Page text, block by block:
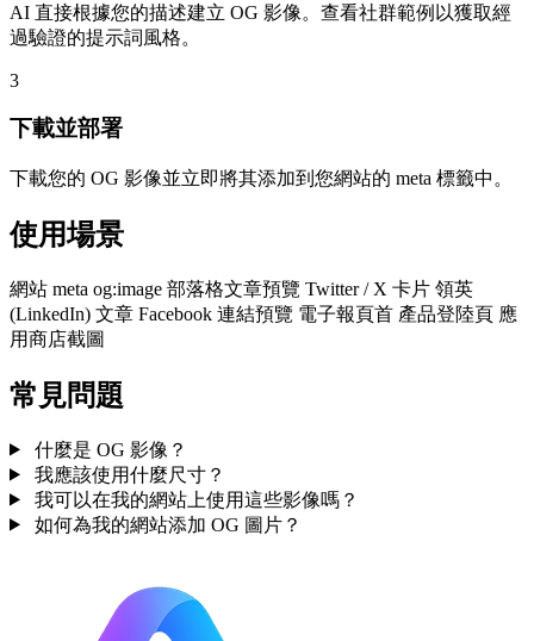
AI 直接根據您的描述建立 OG 影像。查看社群範例以獲取經
過驗證的提示詞風格。
3
下載並部署
下載您的 OG 影像並立即將其添加到您網站的 meta 標籤中。
使用場景
網站 meta og:image 部落格文章預覽 Twitter / X 卡片 領英
(LinkedIn) 文章 Facebook 連結預覽 電子報頁首 產品登陸頁 應
用商店截圖
常見問題
什麼是 OG 影像？
我應該使用什麼尺寸？
我可以在我的網站上使用這些影像嗎？
如何為我的網站添加 OG 圖片？